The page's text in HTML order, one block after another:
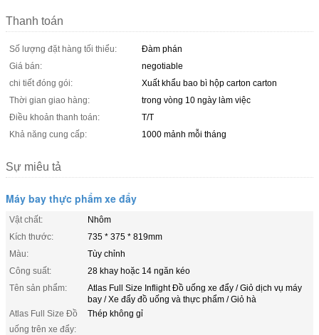
Thanh toán
Số lượng đặt hàng tối thiểu:
Đàm phán
Giá bán:
negotiable
chi tiết đóng gói:
Xuất khẩu bao bì hộp carton carton
Thời gian giao hàng:
trong vòng 10 ngày làm việc
Điều khoản thanh toán:
T/T
Khả năng cung cấp:
1000 mảnh mỗi tháng
Sự miêu tả
Máy bay thực phẩm xe đẩy
Vật chất:
Nhôm
Kích thước:
735 * 375 * 819mm
Màu:
Tùy chỉnh
Công suất:
28 khay hoặc 14 ngăn kéo
Tên sản phẩm:
Atlas Full Size Inflight Đồ uống xe đẩy / Giỏ dịch vụ máy
bay / Xe đẩy đồ uống và thực phẩm / Giỏ hà
Atlas Full Size Đồ
uống trên xe đẩy:
Thép không gỉ